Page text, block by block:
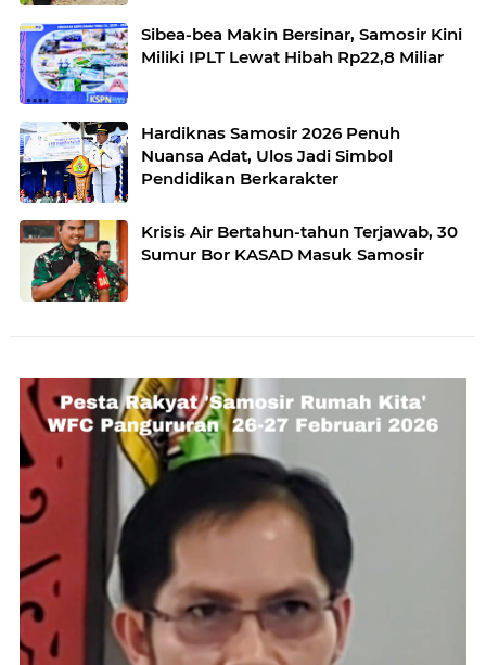
Sibea-bea Makin Bersinar, Samosir Kini
Miliki IPLT Lewat Hibah Rp22,8 Miliar
Hardiknas Samosir 2026 Penuh
Nuansa Adat, Ulos Jadi Simbol
Pendidikan Berkarakter
Krisis Air Bertahun-tahun Terjawab, 30
Sumur Bor KASAD Masuk Samosir